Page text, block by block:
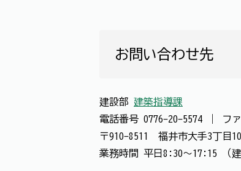
お問い合わせ先
建設部 建築指導課
電話番号 0776-20-5574 フ
〒910-8511 福井市大手3丁目
業務時間 平日8:30～17:15 （